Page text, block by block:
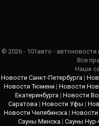
© 2026 - 101авто -
Все
Наши
Новости Санкт-Петербурга |
Новости Тюмени | Новости
Екатеринбурга | Новости
Саратова| Новости Уфы |
Новости Челябинска|
Сауны Минска | Сауны